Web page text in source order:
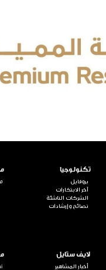
تكنولوجيا
بروفايل
آخر الابتكارات
الشركات الناشئة
نصائح وإرشادات
لايف ستايل
أخبار المشاهير